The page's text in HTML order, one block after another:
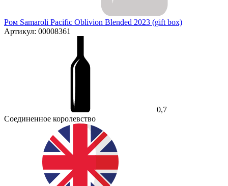
Ром Samaroli Pacific Oblivion Blended 2023 (gift box)
Артикул: 00008361
0,7
Соединенное королевство